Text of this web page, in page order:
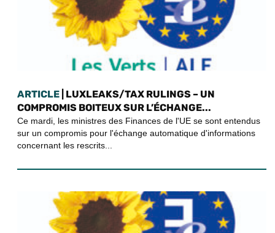
ARTICLE | LUXLEAKS/TAX RULINGS – UN
COMPROMIS BOITEUX SUR L’ÉCHANGE...
Ce mardi, les ministres des Finances de l'UE se sont entendus
sur un compromis pour l'échange automatique d'informations
concernant les rescrits...